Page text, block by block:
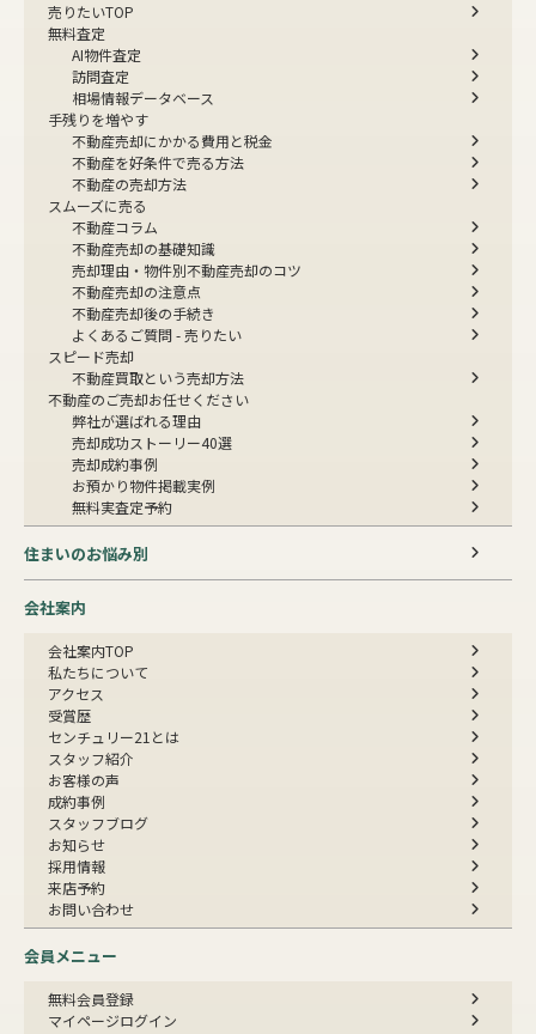
売りたいTOP
無料査定
AI物件査定
訪問査定
相場情報データベース
手残りを増やす
不動産売却にかかる費用と税金
不動産を好条件で売る方法
不動産の売却方法
スムーズに売る
不動産コラム
不動産売却の基礎知識
売却理由・物件別不動産売却のコツ
不動産売却の注意点
不動産売却後の手続き
よくあるご質問 - 売りたい
スピード売却
不動産買取という売却方法
不動産のご売却お任せください
弊社が選ばれる理由
売却成功ストーリー40選
売却成約事例
お預かり物件掲載実例
無料実査定予約
住まいのお悩み別
会社案内
会社案内TOP
私たちについて
アクセス
受賞歴
センチュリー21とは
スタッフ紹介
お客様の声
成約事例
スタッフブログ
お知らせ
採用情報
来店予約
お問い合わせ
会員メニュー
無料会員登録
マイページログイン